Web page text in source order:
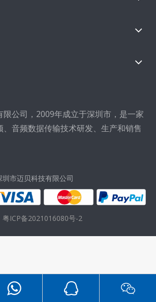
限公司，2009年成立于深圳市，是一家
音频数据传输技术研发、生产和销售
圳市迈贝科技有限公司
粤ICP备2021016080号-2